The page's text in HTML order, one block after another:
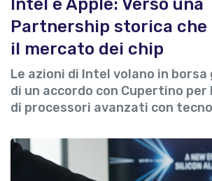
Intel e Apple: Verso una
Partnership storica che
il mercato dei chip
Le azioni di Intel volano in borsa
di un accordo con Cupertino per
di processori avanzati con